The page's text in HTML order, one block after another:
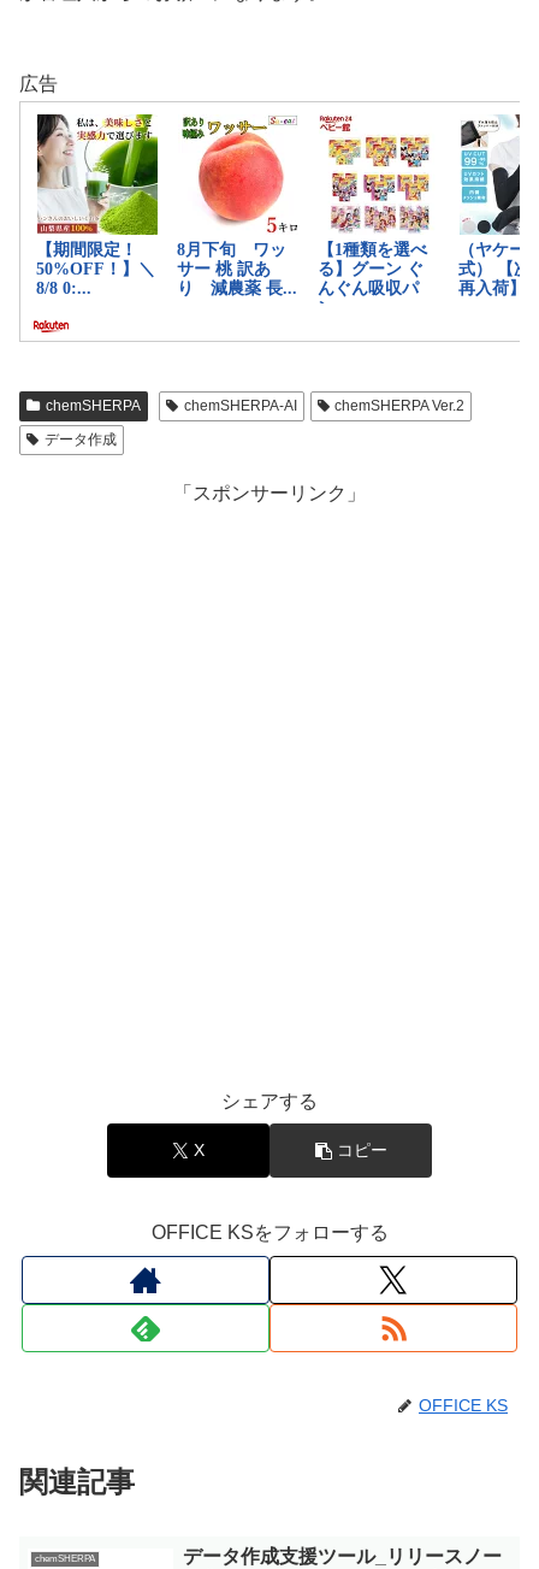
広告
chemSHERPA chemSHERPA-AI
chemSHERPA Ver.2
データ作成
「スポンサーリンク」
シェアする
X コピー
OFFICE KSをフォローする
OFFICE KS
関連記事
chemSHERPA
データ作成支援ツール_リリースノー